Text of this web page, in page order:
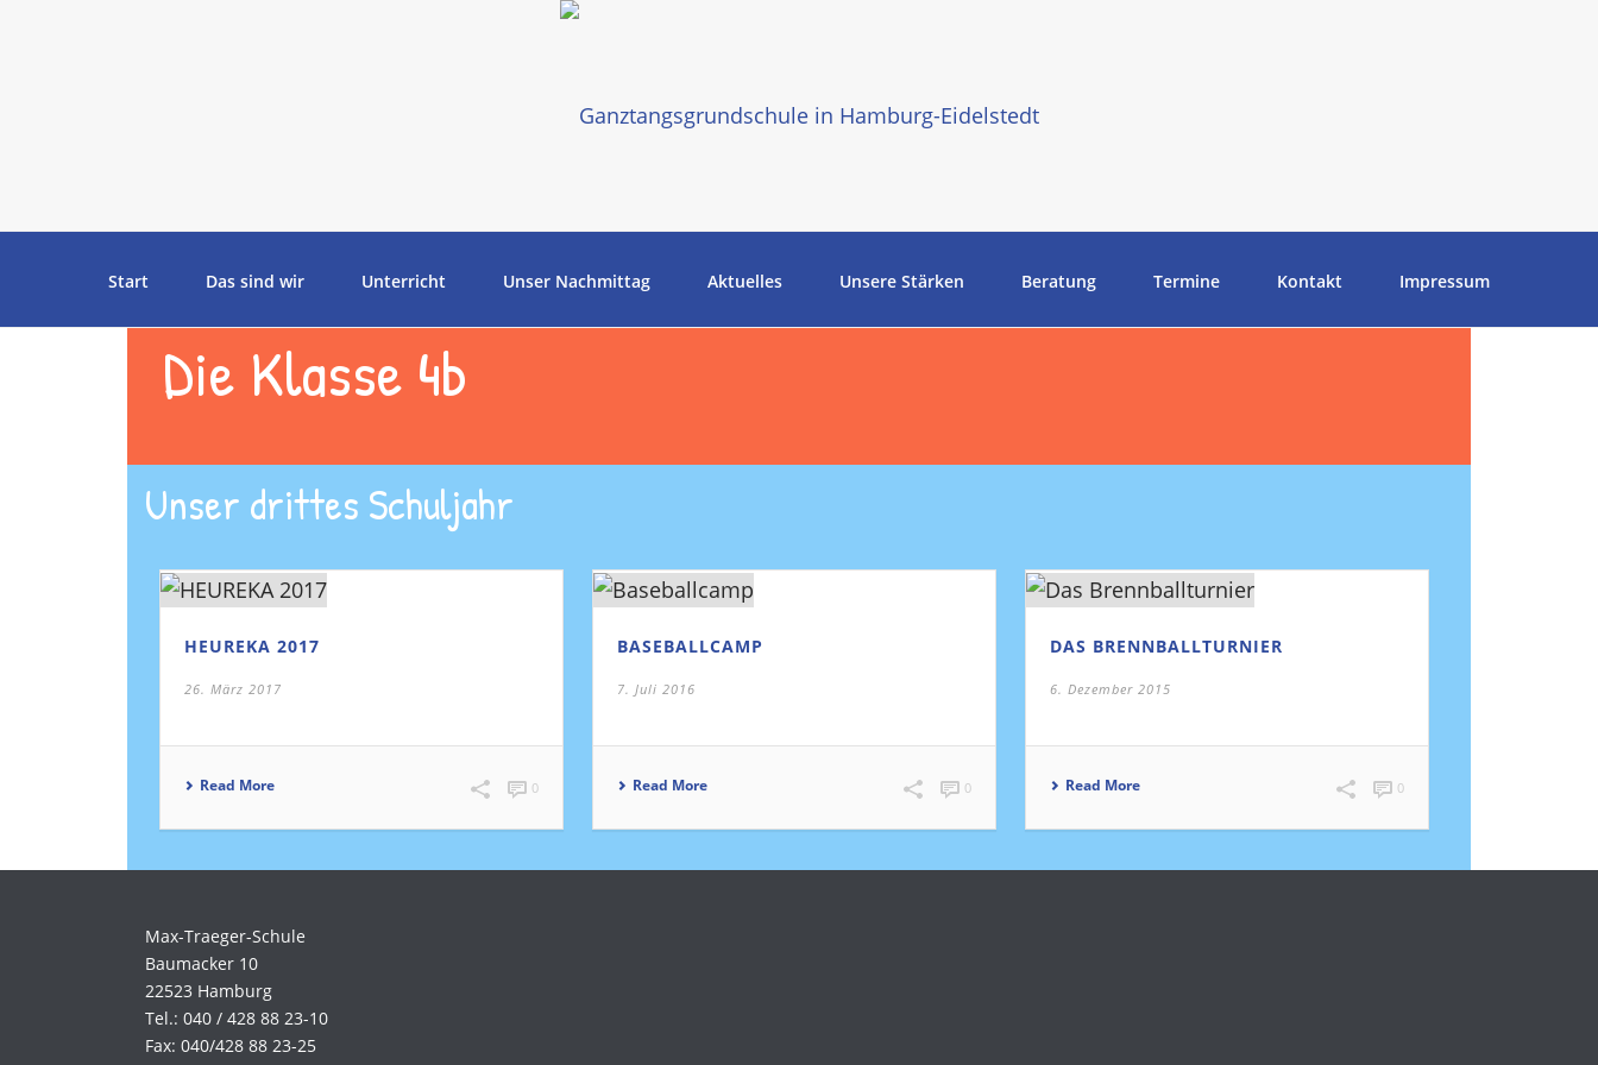
Start Das sind wir Unterricht Unser Nachmittag Aktuelles Unsere Stärken Beratung Termine Kontakt Impressum
Die Klasse 4b
Unser drittes Schuljahr
HEUREKA 2017
26. März 2017
Read More 0
BASEBALLCAMP
7. Juli 2016
Read More 0
DAS BRENNBALLTURNIER
6. Dezember 2015
Read More 0
Max-Traeger-Schule
Baumacker 10
22523 Hamburg
Tel.: 040 / 428 88 23-10
Fax: 040/428 88 23-25